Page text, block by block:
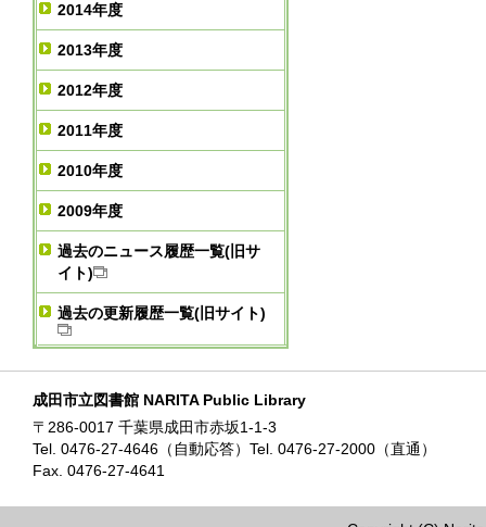
2014年度
2013年度
2012年度
2011年度
2010年度
2009年度
過去のニュース履歴一覧(旧サ
イト)
過去の更新履歴一覧(旧サイト)
成田市立図書館 NARITA Public Library
〒286-0017 千葉県成田市赤坂1-1-3
Tel. 0476-27-4646（自動応答）Tel. 0476-27-2000（直通）
Fax. 0476-27-4641